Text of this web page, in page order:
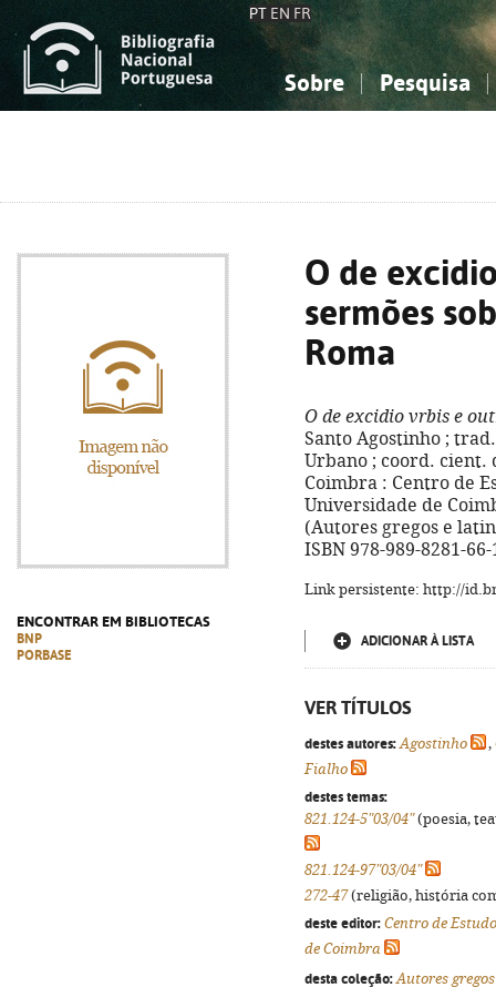
PT EN FR
Sobre Pesquisa
ENCONTRAR EM BIBLIOTECAS
BNP
PORBASE
O de
sermões
Roma
O de excidio vrbis e
Santo Agostinho ;
Urbano ; coord. cient.
Coimbra : Centro de
Universidade de
(Autores gregos e
ISBN 978-989-8281-66-
Link persistente: http://
ADICIONAR À LISTA
VER TÍTULOS
destes autores: Agostinho ,
Fialho
destes temas:
821.124-5"03/04"(poesia,
821.124-97"03/04"
272-47(religião, história
deste editor: Centro de
de Coimbra
desta coleção: Autores